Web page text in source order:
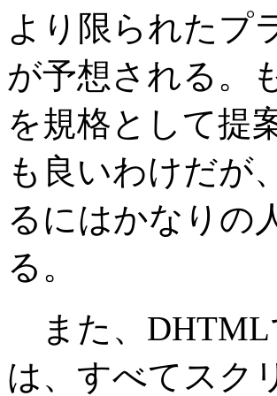
より限られたプ
が予想される。
を規格として提
も良いわけだが
るにはかなりの
る。
また、DHTML
は、すべてスク